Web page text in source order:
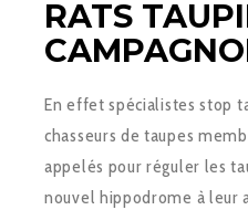
RATS
En effet spécialistes stop
chasseurs de taupes
appelés pour réguler les
nouvel hippodrome à leur